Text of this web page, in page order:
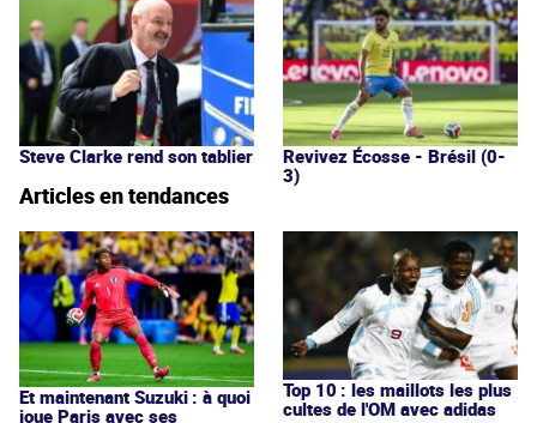
Steve Clarke rend son tablier
Revivez Écosse - Brésil (0-
3)
Articles en tendances
Et maintenant Suzuki : à quoi
joue Paris avec ses
Top 10 : les maillots les plus
cultes de l'OM avec adidas